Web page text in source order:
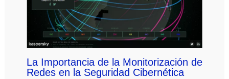
La Importancia de la Monitorización de
Redes en la Seguridad Cibernética